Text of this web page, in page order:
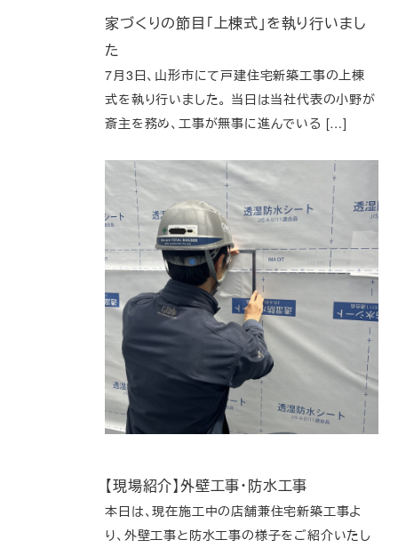
家づくりの節目「上棟式」を執り行いまし
た
7月3日、山形市にて戸建住宅新築工事の上棟
式を執り行いました。 当日は当社代表の小野が
斎主を務め、工事が無事に進んでいる […]
【現場紹介】外壁工事・防水工事
本日は、現在施工中の店舗兼住宅新築工事よ
り、外壁工事と防水工事の様子をご紹介いたし